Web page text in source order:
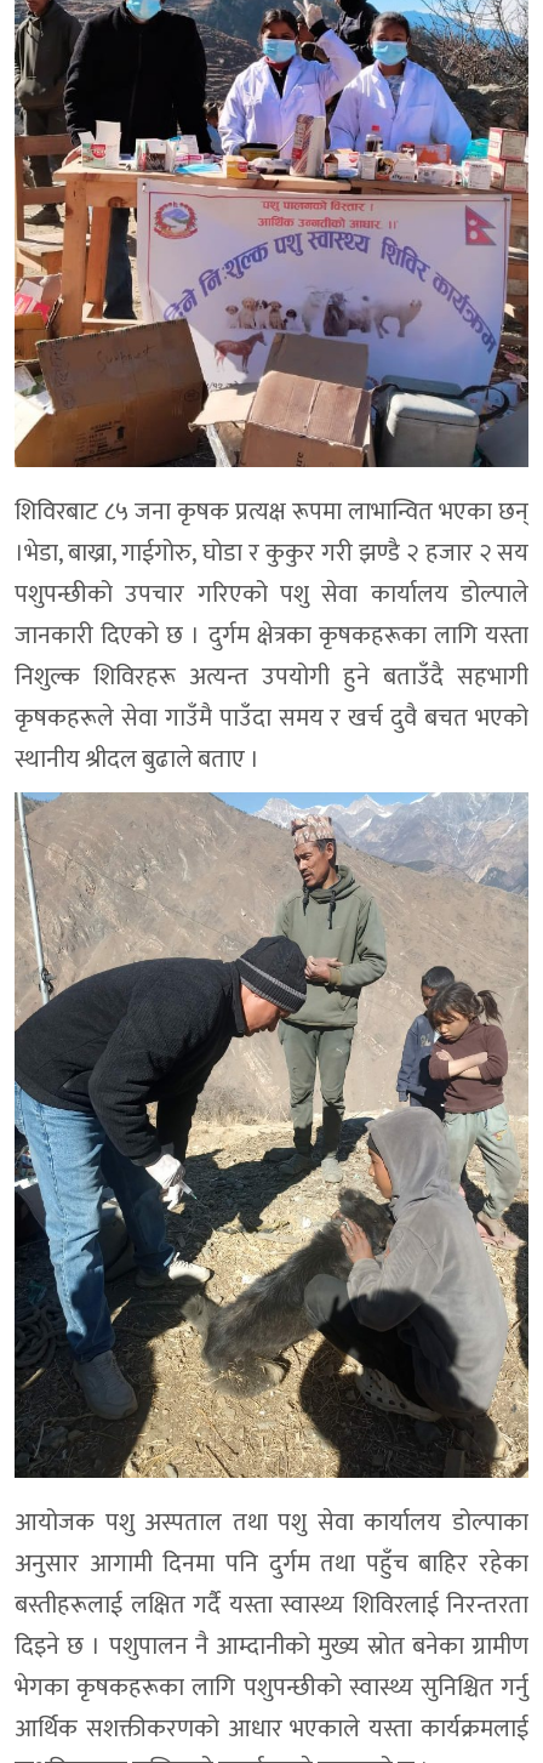
शिविरबाट ८५ जना कृषक प्रत्यक्ष रूपमा लाभान्वित भएका छन्
।भेडा, बाख्रा, गाईगोरु, घोडा र कुकुर गरी झण्डै २ हजार २ सय
पशुपन्छीको उपचार गरिएको पशु सेवा कार्यालय डोल्पाले
जानकारी दिएको छ । दुर्गम क्षेत्रका कृषकहरूका लागि यस्ता
निशुल्क शिविरहरू अत्यन्त उपयोगी हुने बताउँदै सहभागी
कृषकहरूले सेवा गाउँमै पाउँदा समय र खर्च दुवै बचत भएको
स्थानीय श्रीदल बुढाले बताए ।
आयोजक पशु अस्पताल तथा पशु सेवा कार्यालय डोल्पाका
अनुसार आगामी दिनमा पनि दुर्गम तथा पहुँच बाहिर रहेका
बस्तीहरूलाई लक्षित गर्दै यस्ता स्वास्थ्य शिविरलाई निरन्तरता
दिइने छ । पशुपालन नै आम्दानीको मुख्य स्रोत बनेका ग्रामीण
भेगका कृषकहरूका लागि पशुपन्छीको स्वास्थ्य सुनिश्चित गर्नु
आर्थिक सशक्तीकरणको आधार भएकाले यस्ता कार्यक्रमलाई